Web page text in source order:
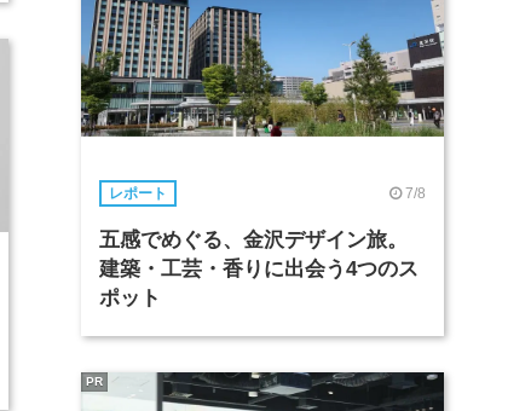
レポート 7/8
五感でめぐる、金沢デザイン旅。
建築・工芸・香りに出会う4つのス
ポット
PR